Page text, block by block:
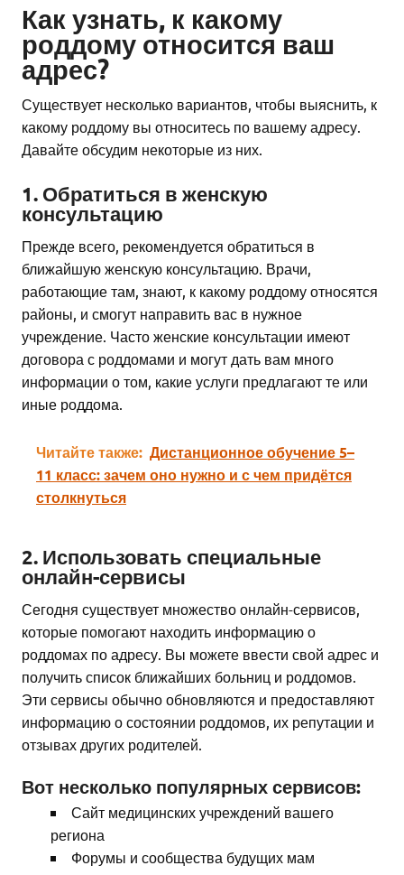
Как узнать, к какому
роддому относится ваш
адрес?
Существует несколько вариантов, чтобы выяснить, к
какому роддому вы относитесь по вашему адресу.
Давайте обсудим некоторые из них.
1. Обратиться в женскую
консультацию
Прежде всего, рекомендуется обратиться в
ближайшую женскую консультацию. Врачи,
работающие там, знают, к какому роддому относятся
районы, и смогут направить вас в нужное
учреждение. Часто женские консультации имеют
договора с роддомами и могут дать вам много
информации о том, какие услуги предлагают те или
иные роддома.
Читайте также: Дистанционное обучение 5–
11 класс: зачем оно нужно и с чем придётся
столкнуться
2. Использовать специальные
онлайн-сервисы
Сегодня существует множество онлайн-сервисов,
которые помогают находить информацию о
роддомах по адресу. Вы можете ввести свой адрес и
получить список ближайших больниц и роддомов.
Эти сервисы обычно обновляются и предоставляют
информацию о состоянии роддомов, их репутации и
отзывах других родителей.
Вот несколько популярных сервисов:
Сайт медицинских учреждений вашего
региона
Форумы и сообщества будущих мам